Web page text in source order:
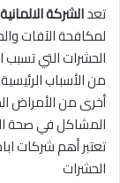
تعدالشركة الالمانية
لمكافحة الآفات
الحشرات التي تسبب
من الأسباب
أخرى من الأمراض
المشاكل في صحة
تعتبر أهم شركات
الحشرات